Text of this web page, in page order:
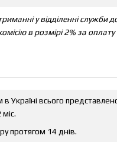
у відділенні служби
в розмірі 2% за
Україні всього
протягом 14 днів.